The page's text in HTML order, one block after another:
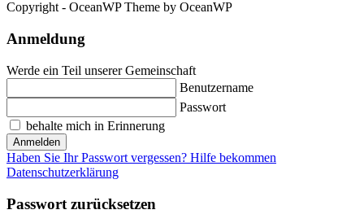
Copyright - OceanWP Theme by OceanWP
Anmeldung
Werde ein Teil unserer Gemeinschaft
Benutzername
Passwort
behalte mich in Erinnerung
Anmelden
Haben Sie Ihr Passwort vergessen? Hilfe bekommen
Datenschutzerklärung
Passwort zurücksetzen